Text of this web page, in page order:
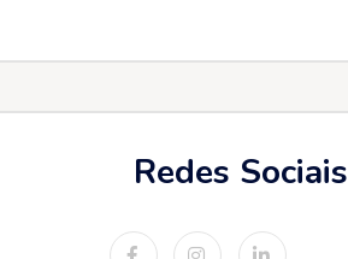
Redes Sociais